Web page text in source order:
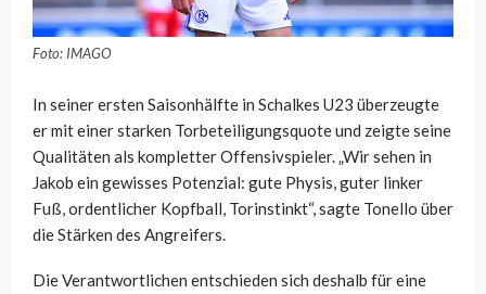
Foto: IMAGO
In seiner ersten Saisonhälfte in Schalkes U23 überzeugte
er mit einer starken Torbeteiligungsquote und zeigte seine
Qualitäten als kompletter Offensivspieler. „Wir sehen in
Jakob ein gewisses Potenzial: gute Physis, guter linker
Fuß, ordentlicher Kopfball, Torinstinkt“, sagte Tonello über
die Stärken des Angreifers.
Die Verantwortlichen entschieden sich deshalb für eine